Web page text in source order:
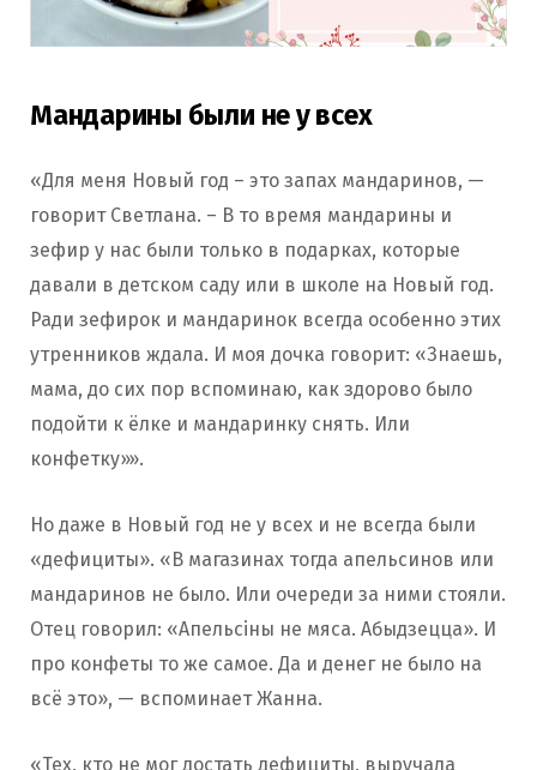
Мандарины были не у всех
«Для меня Новый год – это запах мандаринов, —
говорит Светлана. – В то время мандарины и
зефир у нас были только в подарках, которые
давали в детском саду или в школе на Новый год.
Ради зефирок и мандаринок всегда особенно этих
утренников ждала. И моя дочка говорит: «Знаешь,
мама, до сих пор вспоминаю, как здорово было
подойти к ёлке и мандаринку снять. Или
конфетку»».
Но даже в Новый год не у всех и не всегда были
«дефициты». «В магазинах тогда апельсинов или
мандаринов не было. Или очереди за ними стояли.
Отец говорил: «Апельсіны не мяса. Абыдзецца». И
про конфеты то же самое. Да и денег не было на
всё это», — вспоминает Жанна.
«Тех, кто не мог достать дефициты, выручала